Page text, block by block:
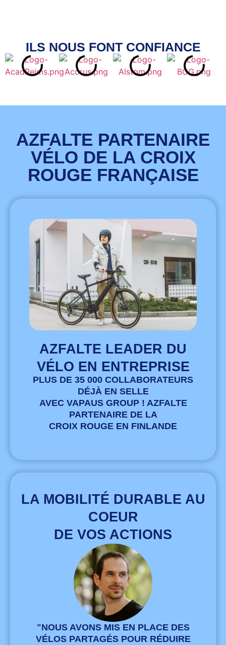
ILS NOUS FONT CONFIANCE
AZFALTE PARTENAIRE
VÉLO DE LA CROIX
ROUGE FRANÇAISE
AZFALTE LEADER DU
VÉLO EN ENTREPRISE
PLUS DE 35 000 COLLABORATEURS
DÉJÀ EN SELLE
AVEC VAPAUS GROUP ! AZFALTE
PARTENAIRE DE LA
CROIX ROUGE EN FINLANDE
LA MOBILITÉ DURABLE AU
COEUR
DE VOS ACTIONS
"NOUS AVONS MIS EN PLACE DES
VÉLOS PARTAGÉS POUR RÉDUIRE